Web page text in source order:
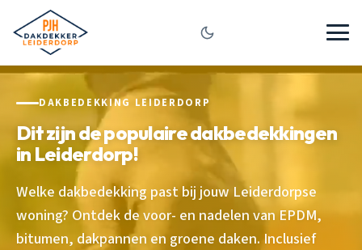
DAKBEDEKKING LEIDERDORP
Dit zijn de populaire dakbedekkingen
in Leiderdorp!
Welke dakbedekking past bij jouw Leiderdorpse
woning? Ontdek de voor- en nadelen van EPDM,
bitumen, dakpannen en groene daken. Inclusief